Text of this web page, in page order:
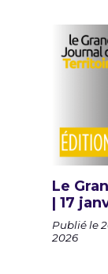
Le
| 17
Publié le
2026